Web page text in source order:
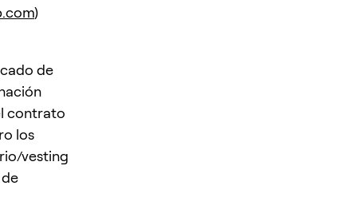
)
de
contrato
los
vesting